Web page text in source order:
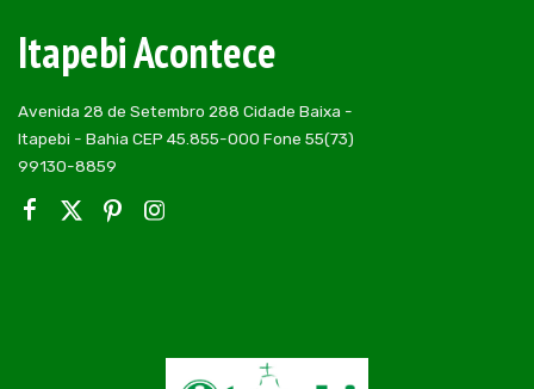
Itapebi Acontece
Avenida 28 de Setembro 288 Cidade Baixa -
Itapebi - Bahia CEP 45.855-000 Fone 55(73)
99130-8859